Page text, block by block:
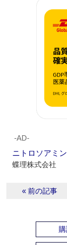
‐AD‐
ニトロソアミ
蝶理株式会社
« 前の記事